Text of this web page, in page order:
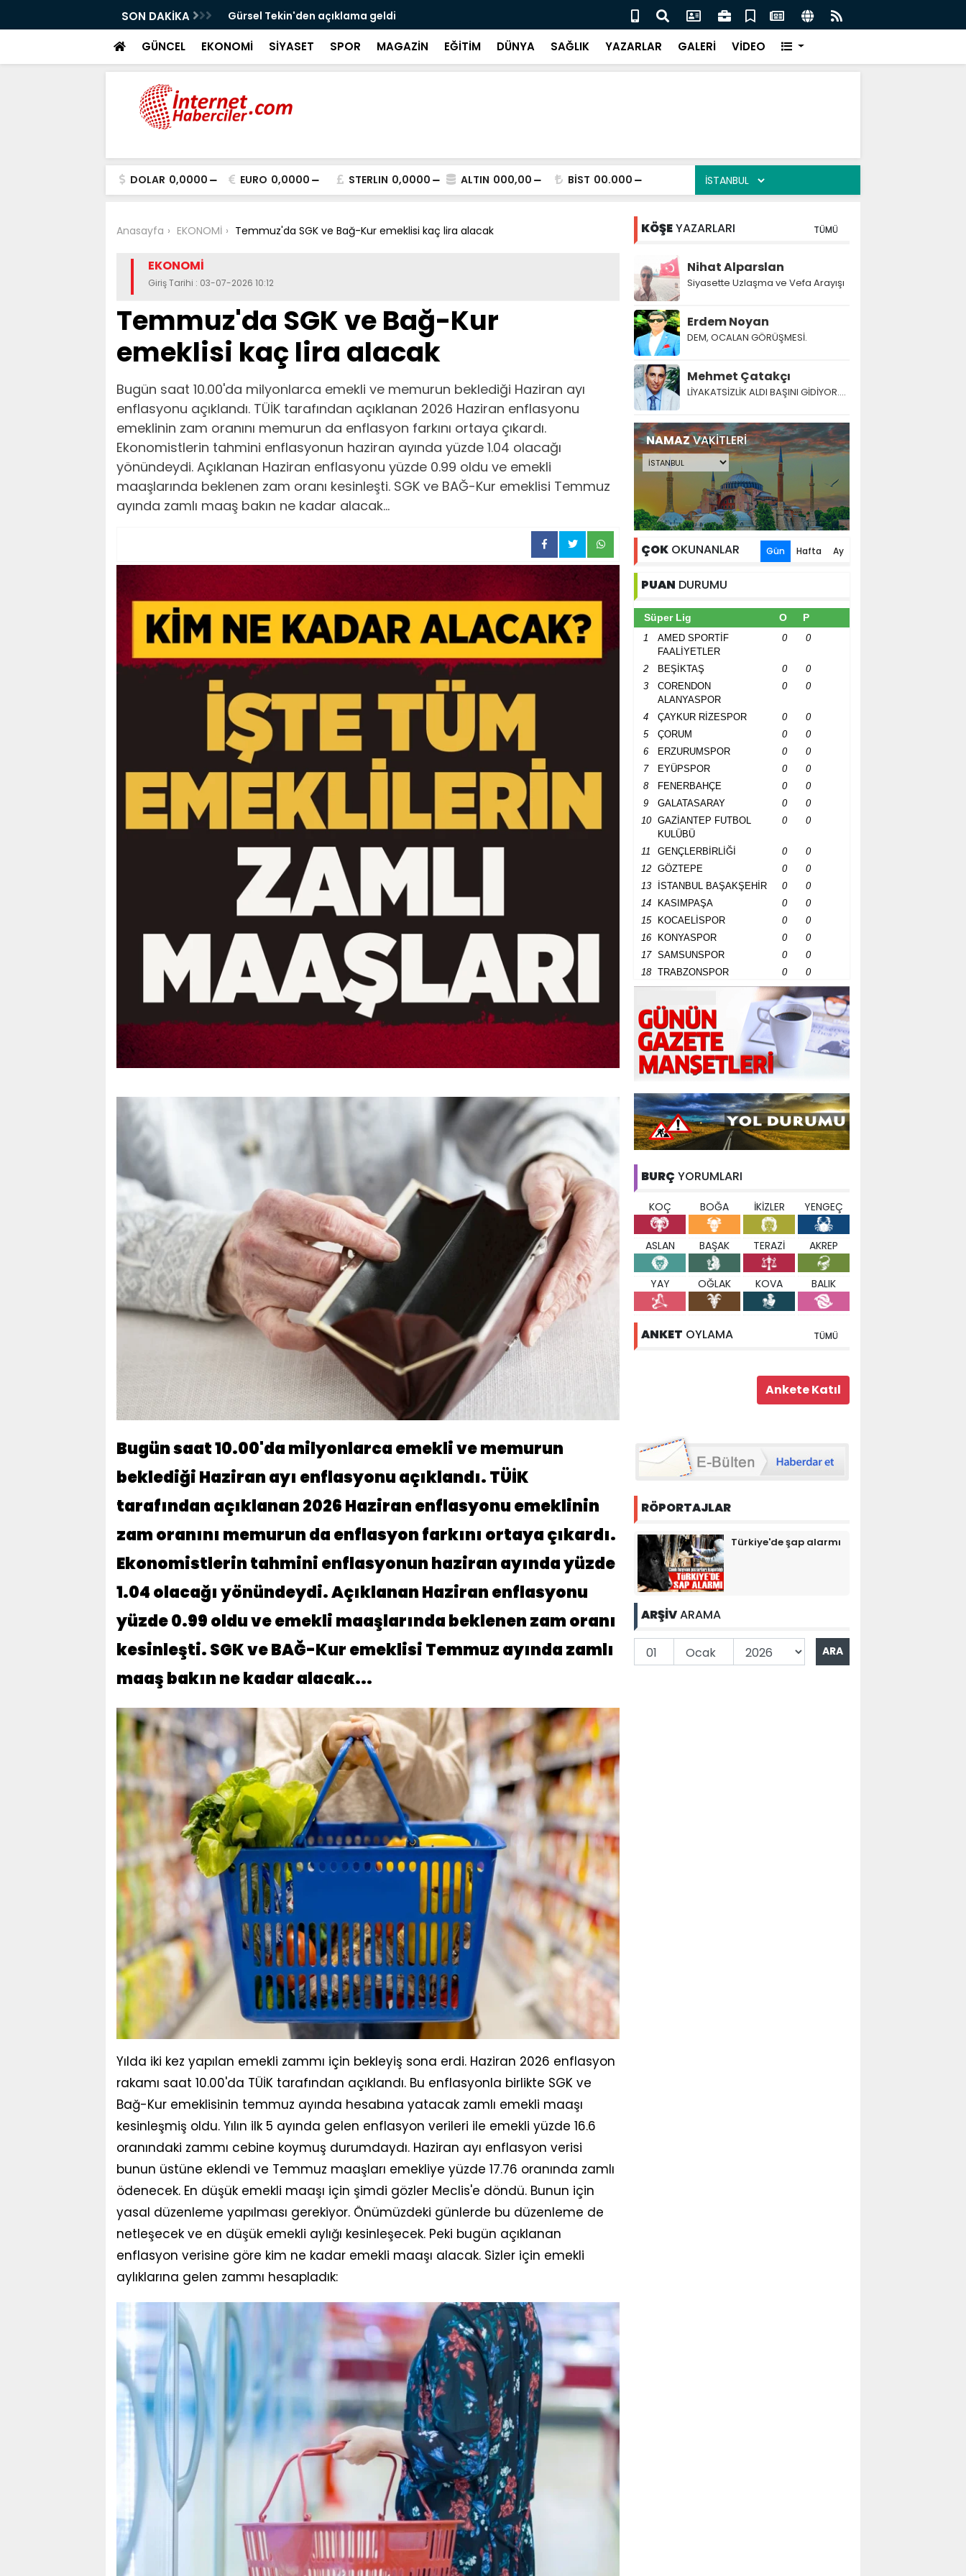
SON DAKİKA Gürsel Tekin'den açıklama geldi 3 CHP'li belediye başkanı daha AK Parti'ye katıldı:
GÜNCEL EKONOMİ SİYASET SPOR MAGAZİN EĞİTİM DÜNYA SAĞLIK YAZARLAR GALERİ VİDEO
DOLAR 0,0000 EURO 0,0000 STERLIN 0,0000 ALTIN 000,00 BİST 00.000
Anasayfa EKONOMİ Temmuz'da SGK ve Bağ-Kur emeklisi kaç lira alacak
EKONOMİ
Giriş Tarihi : 03-07-2026 10:12
Temmuz'da SGK ve Bağ-Kur
emeklisi kaç lira alacak
Bugün saat 10.00'da milyonlarca emekli ve memurun beklediği Haziran ayı
enflasyonu açıklandı. TÜİK tarafından açıklanan 2026 Haziran enflasyonu
emeklinin zam oranını memurun da enflasyon farkını ortaya çıkardı.
Ekonomistlerin tahmini enflasyonun haziran ayında yüzde 1.04 olacağı
yönündeydi. Açıklanan Haziran enflasyonu yüzde 0.99 oldu ve emekli
maaşlarında beklenen zam oranı kesinleşti. SGK ve BAĞ-Kur emeklisi Temmuz
ayında zamlı maaş bakın ne kadar alacak...
Bugün saat 10.00'da milyonlarca emekli ve memurun
beklediği Haziran ayı enflasyonu açıklandı. TÜİK
tarafından açıklanan 2026 Haziran enflasyonu emeklinin
zam oranını memurun da enflasyon farkını ortaya çıkardı.
Ekonomistlerin tahmini enflasyonun haziran ayında yüzde
1.04 olacağı yönündeydi. Açıklanan Haziran enflasyonu
yüzde 0.99 oldu ve emekli maaşlarında beklenen zam oranı
kesinleşti. SGK ve BAĞ-Kur emeklisi Temmuz ayında zamlı
maaş bakın ne kadar alacak...
Yılda iki kez yapılan emekli zammı için bekleyiş sona erdi. Haziran 2026 enflasyon
rakamı saat 10.00'da TÜİK tarafından açıklandı. Bu enflasyonla birlikte SGK ve
Bağ-Kur emeklisinin temmuz ayında hesabına yatacak zamlı emekli maaşı
kesinleşmiş oldu. Yılın ilk 5 ayında gelen enflasyon verileri ile emekli yüzde 16.6
oranındaki zammı cebine koymuş durumdaydı. Haziran ayı enflasyon verisi
bunun üstüne eklendi ve Temmuz maaşları emekliye yüzde 17.76 oranında zamlı
ödenecek. En düşük emekli maaşı için şimdi gözler Meclis'e döndü. Bunun için
yasal düzenleme yapılması gerekiyor. Önümüzdeki günlerde bu düzenleme de
netleşecek ve en düşük emekli aylığı kesinleşecek. Peki bugün açıklanan
enflasyon verisine göre kim ne kadar emekli maaşı alacak. Sizler için emekli
aylıklarına gelen zammı hesapladık:
KÖŞEYAZARLARI TÜMÜ
Nihat Alparslan
Siyasette Uzlaşma ve Vefa Arayışı
Erdem Noyan
DEM, OCALAN GÖRÜŞMESİ.
Mehmet Çatakçı
LİYAKATSİZLİK ALDI BAŞINI GİDİYOR....
NAMAZVAKİTLERİ
ÇOK OKUNANLAR Gün Hafta Ay
PUAN DURUMU
Süper Lig O P
1
AMED SPORTİF
FAALİYETLER
0 0
2 BEŞİKTAŞ 0
0
3
CORENDON
ALANYASPOR
0 0
4 ÇAYKUR RİZESPOR 0
0
5
ÇORUM 0
0
6
ERZURUMSPOR 0
0
7
EYÜPSPOR 0
0
8
FENERBAHÇE 0
0
9
GALATASARAY 0
0
10
GAZİANTEP FUTBOL
KULÜBÜ
0 0
11 GENÇLERBİRLİĞİ 0
0
12
GÖZTEPE 0
0
13
İSTANBUL BAŞAKŞEHİR 0
0
14
KASIMPAŞA 0
0
15
KOCAELİSPOR 0
0
16
KONYASPOR 0
0
17
SAMSUNSPOR 0
0
18
TRABZONSPOR 0 0
BURÇ YORUMLARI
KOÇ BOĞA İKİZLER YENGEÇ
ASLAN BAŞAK TERAZİ AKREP
YAY OĞLAK KOVA BALIK
ANKET OYLAMA TÜMÜ
RÖPORTAJLAR
Türkiye'de şap alarmı
ARŞİVARAMA